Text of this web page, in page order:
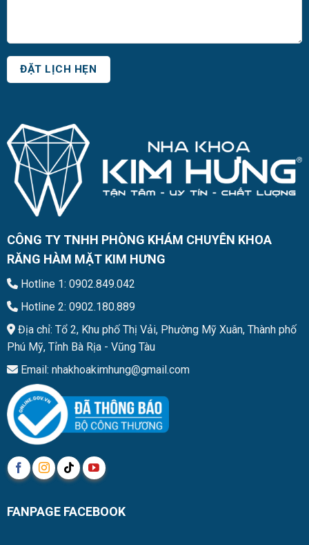
CÔNG TY TNHH PHÒNG KHÁM CHUYÊN KHOA
RĂNG HÀM MẶT KIM HƯNG
Hotline 1: 0902.849.042
Hotline 2: 0902.180.889
Địa chỉ: Tổ 2, Khu phố Thị Vải, Phường Mỹ Xuân, Thành phố
Phú Mỹ, Tỉnh Bà Rịa - Vũng Tàu
Email: nhakhoakimhung@gmail.com
FANPAGE FACEBOOK